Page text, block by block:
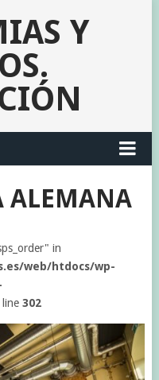
Y
ALEMANA
in
web/htdocs/wp-
302